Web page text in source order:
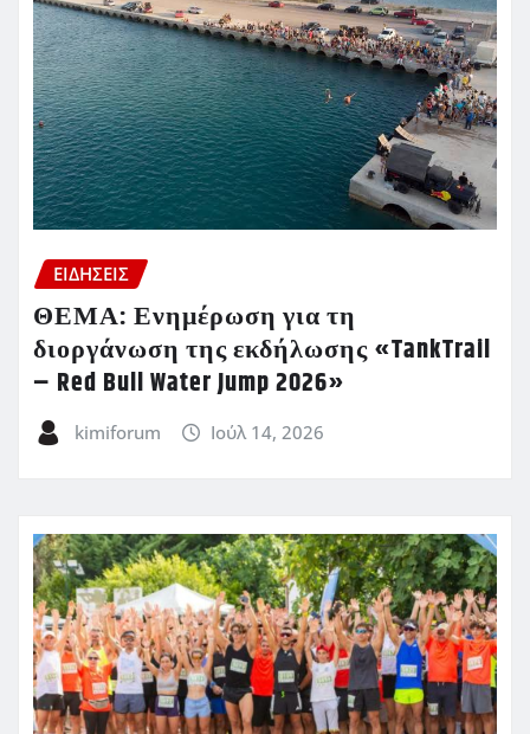
ΕΙΔΗΣΕΙΣ
ΘΕΜΑ: Ενημέρωση για τη
διοργάνωση της εκδήλωσης «TankTrail
– Red Bull Water Jump 2026»
kimiforum Ιούλ 14, 2026